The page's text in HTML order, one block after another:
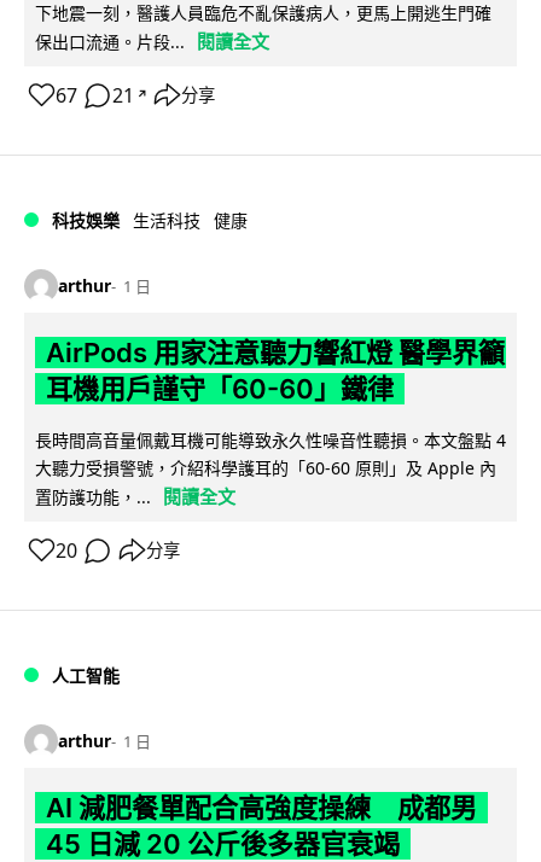
下地震一刻，醫護人員臨危不亂保護病人，更馬上開逃生門確
保出口流通。片段...
閱讀全文
67 21 ↗ 分享
科技娛樂 生活科技 健康
arthur 1 日
AirPods 用家注意聽力響紅燈 醫學界籲
耳機用戶謹守「60-60」鐵律
長時間高音量佩戴耳機可能導致永久性噪音性聽損。本文盤點 4
大聽力受損警號，介紹科學護耳的「60-60 原則」及 Apple 內
置防護功能，...
閱讀全文
20 分享
人工智能
arthur 1 日
AI 減肥餐單配合高強度操練 成都男
45 日減 20 公斤後多器官衰竭